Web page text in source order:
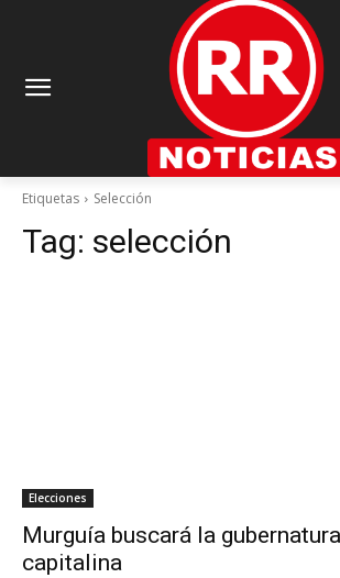
Etiquetas Selección
Tag: selección
Elecciones
Murguía buscará la
capitalina